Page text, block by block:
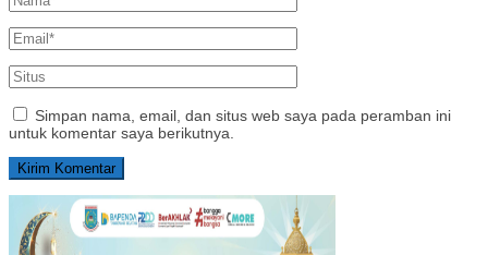
Simpan nama, email, dan situs web saya pada peramban ini
untuk komentar saya berikutnya.